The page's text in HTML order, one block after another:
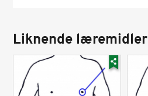
Liknende læremidler